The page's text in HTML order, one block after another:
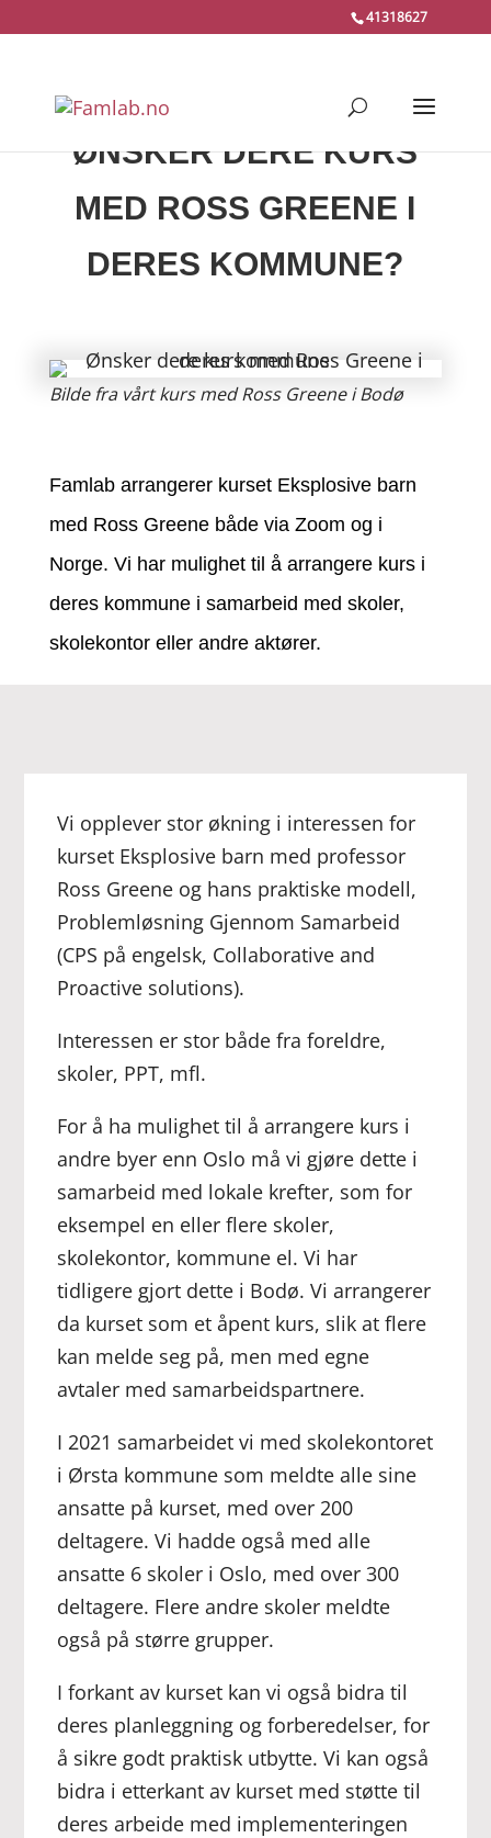
41318627
ØNSKER DERE KURS
MED ROSS GREENE I
DERES KOMMUNE?
Bilde fra vårt kurs med Ross Greene i Bodø
Famlab arrangerer kurset Eksplosive barn
med Ross Greene både via Zoom og i
Norge. Vi har mulighet til å arrangere kurs i
deres kommune i samarbeid med skoler,
skolekontor eller andre aktører.
Vi opplever stor økning i interessen for
kurset Eksplosive barn med professor ​​
Ross Greene og hans praktiske modell,
Problemløsning Gjennom Samarbeid
(CPS på engelsk, Collaborative and
Proactive solutions).
Interessen er stor både fra foreldre,
skoler, PPT, mfl.
For å ha mulighet til å arrangere kurs i
andre byer enn Oslo må vi gjøre dette i
samarbeid med lokale krefter, som for
eksempel en eller flere skoler,
skolekontor, kommune el. Vi har
tidligere gjort dette i Bodø. Vi arrangerer
da kurset som et åpent kurs, slik at flere
kan melde seg på, men med egne
avtaler med samarbeidspartnere.
I 2021 samarbeidet vi med skolekontoret
i Ørsta kommune som meldte alle sine
ansatte på kurset, med over 200
deltagere. Vi hadde også med alle
ansatte 6 skoler i Oslo, med over 300
deltagere. Flere andre skoler meldte
også på større grupper.
I forkant av kurset kan vi også bidra til
deres planleggning og forberedelser, for
å sikre godt praktisk utbytte. Vi kan også
bidra i etterkant av kurset med støtte til
deres arbeide med implementeringen